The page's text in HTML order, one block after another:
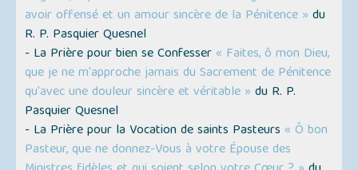
avoir offensé et un amour sincère de la Pénitence » du
R. P. Pasquier Quesnel
- La Prière pour bien se Confesser « Faites, ô mon Dieu,
que je ne m'approche jamais du Sacrement de Pénitence
qu'avec une douleur sincère et véritable » du R. P.
Pasquier Quesnel
- La Prière pour la Vocation de saints Pasteurs « Ô bon
Pasteur, que ne donnez-Vous à votre Épouse des